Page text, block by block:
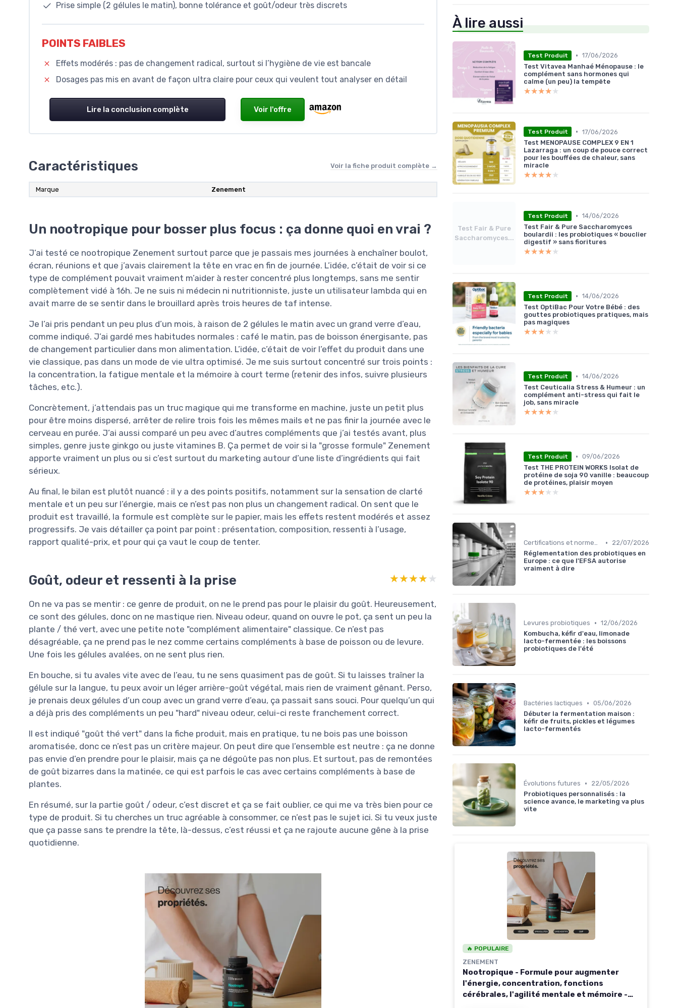
Prise simple (2 gélules le matin), bonne tolérance et goût/odeur très discrets
POINTS FAIBLES
Effets modérés : pas de changement radical, surtout si l’hygiène de vie est bancale
Dosages pas mis en avant de façon ultra claire pour ceux qui veulent tout analyser en détail
Lire la conclusion complète Voir l'offre
Caractéristiques Voir la fiche produit complète →
Marque Zenement
Un nootropique pour bosser plus focus : ça donne quoi en vrai ?
J’ai testé ce nootropique Zenement surtout parce que je passais mes journées à enchaîner boulot,
écran, réunions et que j’avais clairement la tête en vrac en fin de journée. L’idée, c’était de voir si ce
type de complément pouvait vraiment m’aider à rester concentré plus longtemps, sans me sentir
complètement vidé à 16h. Je ne suis ni médecin ni nutritionniste, juste un utilisateur lambda qui en
avait marre de se sentir dans le brouillard après trois heures de taf intense.
Je l’ai pris pendant un peu plus d’un mois, à raison de 2 gélules le matin avec un grand verre d’eau,
comme indiqué. J’ai gardé mes habitudes normales : café le matin, pas de boisson énergisante, pas
de changement particulier dans mon alimentation. L’idée, c’était de voir l’effet du produit dans une
vie classique, pas dans un mode de vie ultra optimisé. Je me suis surtout concentré sur trois points :
la concentration, la fatigue mentale et la mémoire à court terme (retenir des infos, suivre plusieurs
tâches, etc.).
Concrètement, j’attendais pas un truc magique qui me transforme en machine, juste un petit plus
pour être moins dispersé, arrêter de relire trois fois les mêmes mails et ne pas finir la journée avec le
cerveau en purée. J’ai aussi comparé un peu avec d’autres compléments que j’ai testés avant, plus
simples, genre juste ginkgo ou juste vitamines B. Ça permet de voir si la "grosse formule" Zenement
apporte vraiment un plus ou si c’est surtout du marketing autour d’une liste d’ingrédients qui fait
sérieux.
Au final, le bilan est plutôt nuancé : il y a des points positifs, notamment sur la sensation de clarté
mentale et un peu sur l’énergie, mais ce n’est pas non plus un changement radical. On sent que le
produit est travaillé, la formule est complète sur le papier, mais les effets restent modérés et assez
progressifs. Je vais détailler ça point par point : présentation, composition, ressenti à l’usage,
rapport qualité-prix, et pour qui ça vaut le coup de tenter.
Goût, odeur et ressenti à la prise ★★★★★
★★★★★
On ne va pas se mentir : ce genre de produit, on ne le prend pas pour le plaisir du goût. Heureusement,
ce sont des gélules, donc on ne mastique rien. Niveau odeur, quand on ouvre le pot, ça sent un peu la
plante / thé vert, avec une petite note "complément alimentaire" classique. Ce n’est pas
désagréable, ça ne prend pas le nez comme certains compléments à base de poisson ou de levure.
Une fois les gélules avalées, on ne sent plus rien.
En bouche, si tu avales vite avec de l’eau, tu ne sens quasiment pas de goût. Si tu laisses traîner la
gélule sur la langue, tu peux avoir un léger arrière-goût végétal, mais rien de vraiment gênant. Perso,
je prenais deux gélules d’un coup avec un grand verre d’eau, ça passait sans souci. Pour quelqu’un qui
a déjà pris des compléments un peu "hard" niveau odeur, celui-ci reste franchement correct.
Il est indiqué "goût thé vert" dans la fiche produit, mais en pratique, tu ne bois pas une boisson
aromatisée, donc ce n’est pas un critère majeur. On peut dire que l’ensemble est neutre : ça ne donne
pas envie d’en prendre pour le plaisir, mais ça ne dégoûte pas non plus. Et surtout, pas de remontées
de goût bizarres dans la matinée, ce qui est parfois le cas avec certains compléments à base de
plantes.
En résumé, sur la partie goût / odeur, c’est discret et ça se fait oublier, ce qui me va très bien pour ce
type de produit. Si tu cherches un truc agréable à consommer, ce n’est pas le sujet ici. Si tu veux juste
que ça passe sans te prendre la tête, là-dessus, c’est réussi et ça ne rajoute aucune gêne à la prise
quotidienne.
À lire aussi
Test Produit • 17/06/2026
Test Vitavea Manhaé Ménopause : le
complément sans hormones qui
calme (un peu) la tempête
★★★★★
★★★★★
Test Produit • 17/06/2026
Test MENOPAUSE COMPLEX 9 EN 1
Lazarraga : un coup de pouce correct
pour les bouffées de chaleur, sans
miracle
★★★★★
★★★★★
Test Fair & Pure
Saccharomyces...
Test Produit • 14/06/2026
Test Fair & Pure Saccharomyces
boulardii : les probiotiques « bouclier
digestif » sans fioritures
★★★★★
★★★★★
Test Produit • 14/06/2026
Test OptiBac Pour Votre Bébé : des
gouttes probiotiques pratiques, mais
pas magiques
★★★★★
★★★★★
Test Produit • 14/06/2026
Test Ceuticalia Stress & Humeur : un
complément anti-stress qui fait le
job, sans miracle
★★★★★
★★★★★
Test Produit • 09/06/2026
Test THE PROTEIN WORKS Isolat de
protéine de soja 90 vanille : beaucoup
de protéines, plaisir moyen
★★★★★
★★★★★
Certifications et normes de qualité •
22/07/2026
Réglementation des probiotiques en
Europe : ce que l'EFSA autorise
vraiment à dire
Levures probiotiques • 12/06/2026
Kombucha, kéfir d'eau, limonade
lacto-fermentée : les boissons
probiotiques de l'été
Bactéries lactiques • 05/06/2026
Débuter la fermentation maison :
kéfir de fruits, pickles et légumes
lacto-fermentés
Évolutions futures •
22/05/2026
Probiotiques personnalisés : la
science avance, le marketing va plus
vite
🔥 POPULAIRE
ZENEMENT
Nootropique - Formule pour augmenter
l'énergie, concentration, fonctions
cérébrales, l'agilité mentale et mémoire -